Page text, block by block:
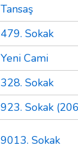
Tansaş
479. Sokak
Yeni Cami
328. Sokak
923. Sokak
9013. Sokak